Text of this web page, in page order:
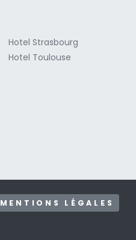
Hotel Strasbourg
Hotel Toulouse
MENTIONS LÉGALES